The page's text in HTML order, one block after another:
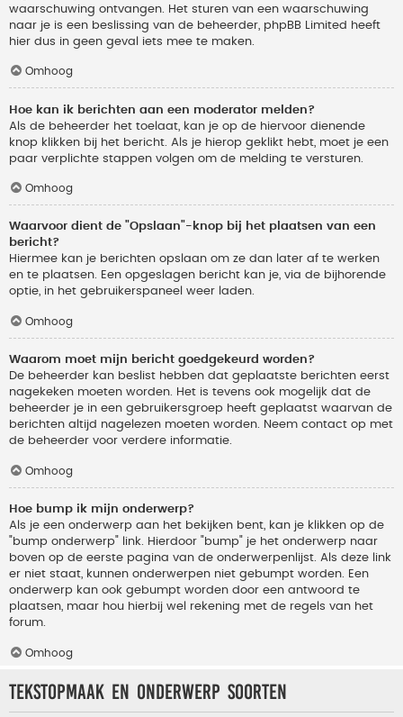
waarschuwing ontvangen. Het sturen van een waarschuwing
naar je is een beslissing van de beheerder, phpBB Limited heeft
hier dus in geen geval iets mee te maken.
Omhoog
Hoe kan ik berichten aan een moderator melden?
Als de beheerder het toelaat, kan je op de hiervoor dienende
knop klikken bij het bericht. Als je hierop geklikt hebt, moet je een
paar verplichte stappen volgen om de melding te versturen.
Omhoog
Waarvoor dient de "Opslaan"-knop bij het plaatsen van een
bericht?
Hiermee kan je berichten opslaan om ze dan later af te werken
en te plaatsen. Een opgeslagen bericht kan je, via de bijhorende
optie, in het gebruikerspaneel weer laden.
Omhoog
Waarom moet mijn bericht goedgekeurd worden?
De beheerder kan beslist hebben dat geplaatste berichten eerst
nagekeken moeten worden. Het is tevens ook mogelijk dat de
beheerder je in een gebruikersgroep heeft geplaatst waarvan de
berichten altijd nagelezen moeten worden. Neem contact op met
de beheerder voor verdere informatie.
Omhoog
Hoe bump ik mijn onderwerp?
Als je een onderwerp aan het bekijken bent, kan je klikken op de
"bump onderwerp" link. Hierdoor "bump" je het onderwerp naar
boven op de eerste pagina van de onderwerpenlijst. Als deze link
er niet staat, kunnen onderwerpen niet gebumpt worden. Een
onderwerp kan ook gebumpt worden door een antwoord te
plaatsen, maar hou hierbij wel rekening met de regels van het
forum.
Omhoog
Tekstopmaak en onderwerp soorten